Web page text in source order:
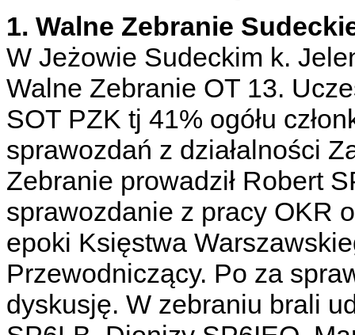
1. Walne Zebranie
W Jeżowie Sudeckim k.
Walne Zebranie OT 13.
SOT PZK tj 41% ogółu
sprawozdań z działalności
Zebranie prowadził Robert
sprawozdanie z pracy OKR
epoki Księstwa
Przewodniczący. Po za
dyskusję. W zebraniu brali